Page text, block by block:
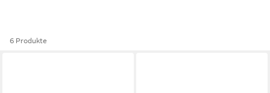
6 Produkte